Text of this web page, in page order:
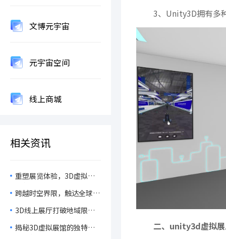
文博元宇宙
元宇宙空间
线上商城
相关资讯
重塑展览体验，3D虚拟展
让展览触手可及！
跨越时空界限，触达全球观
化传播中的无限可能！
3D线上展厅打破地域限
展新纪元
揭秘3D虚拟展馆的独特魅
3、Unity3D拥有多
二、unity3d虚拟展